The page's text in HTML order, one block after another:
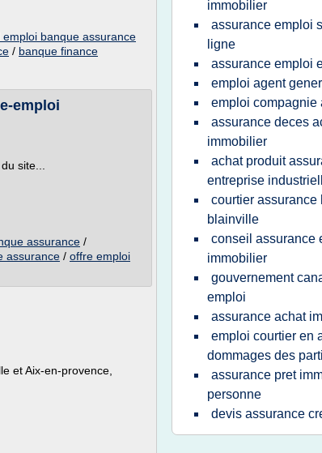
emploi banque assurance
/ banque finance
emploi
site...
assurance /
assurance / offre emploi
et Aix-en-provence,
immobilier
assurance emploi
ligne
assurance emploi
emploi agent
emploi compagnie
assurance deces
immobilier
achat produit
entreprise
courtier assurance
blainville
conseil assurance
immobilier
gouvernement
emploi
assurance achat
emploi courtier en
dommages des
assurance pret
personne
devis assurance